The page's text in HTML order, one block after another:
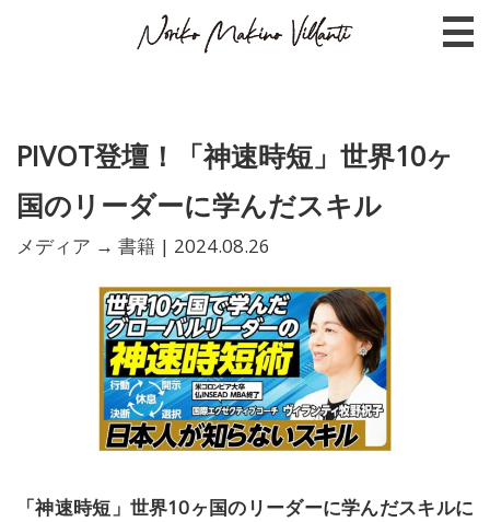
PIVOT登壇！「神速時短」世界10ヶ
国のリーダーに学んだスキル
メディア → 書籍 | 2024.08.26
「神速時短」世界10ヶ国のリーダーに学んだスキルに